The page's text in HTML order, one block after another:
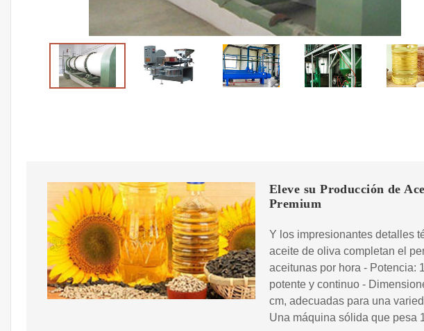
Eleve su Producción de
Premium
Y los impresionantes detalles
aceite de oliva completan el
aceitunas por hora - Potencia:
potente y continuo -
cm, adecuadas para una
Una máquina sólida que pesa